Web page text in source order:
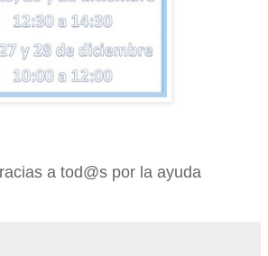
a tod@s por la ayuda